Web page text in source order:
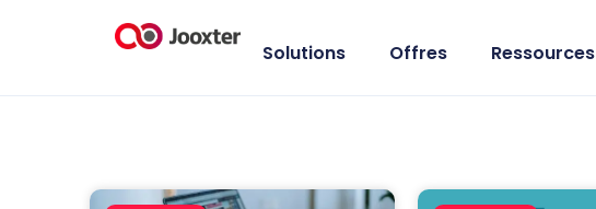
Solutions Offres Ressources